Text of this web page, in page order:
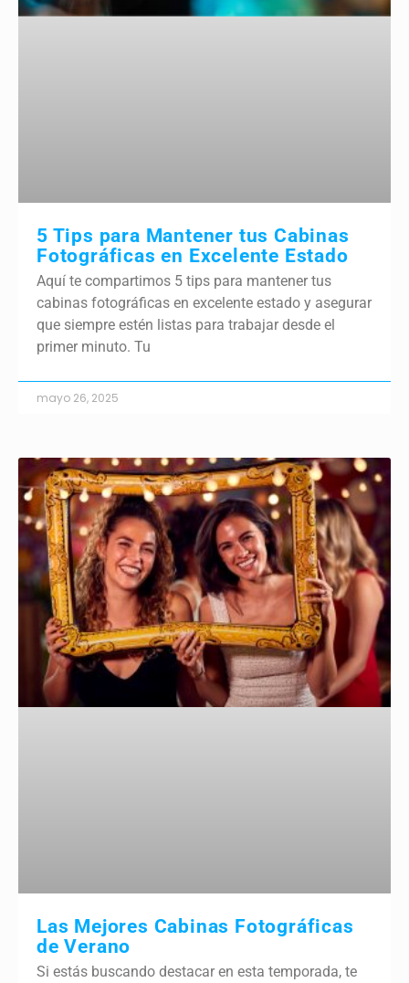
5 Tips para Mantener tus Cabinas
Fotográficas en Excelente Estado
Aquí te compartimos 5 tips para mantener tus
cabinas fotográficas en excelente estado y asegurar
que siempre estén listas para trabajar desde el
primer minuto. Tu
mayo 26, 2025
Las Mejores Cabinas Fotográficas
de Verano
Si estás buscando destacar en esta temporada, te